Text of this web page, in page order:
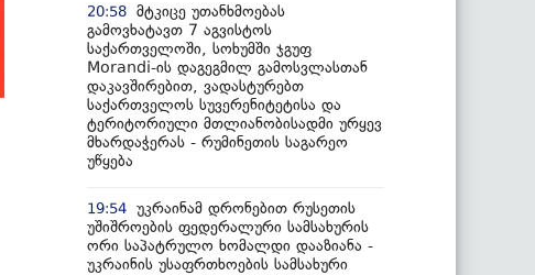
20:58 მტკიცე უთანხმოებას
გამოვხატავთ 7 აგვისტოს
საქართველოში, სოხუმში ჯგუფ
Morandi-ის დაგეგმილ გამოსვლასთან
დაკავშირებით, ვადასტურებთ
საქართველოს სუვერენიტეტისა და
ტერიტორიული მთლიანობისადმი ურყევ
მხარდაჭერას - რუმინეთის საგარეო
უწყება
19:54 უკრაინამ დრონებით რუსეთის
უშიშროების ფედერალური სამსახურის
ორი საპატრულო ხომალდი დააზიანა -
უკრაინის უსაფრთხოების სამსახური